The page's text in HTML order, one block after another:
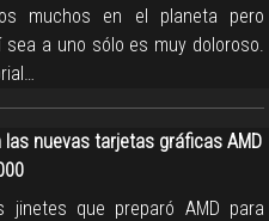
muchos en el planeta pero
sea a uno sólo es muy doloroso.
las nuevas tarjetas gráficas AMD
jinetes que preparó AMD para